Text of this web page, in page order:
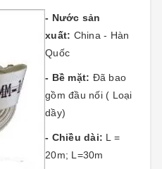
- Nước sản
xuất: China - Hàn
Quốc
- Bề mặt: Đã bao
gồm đầu nối ( Loại
dầy)
- Chiều dài: L =
20m; L=30m